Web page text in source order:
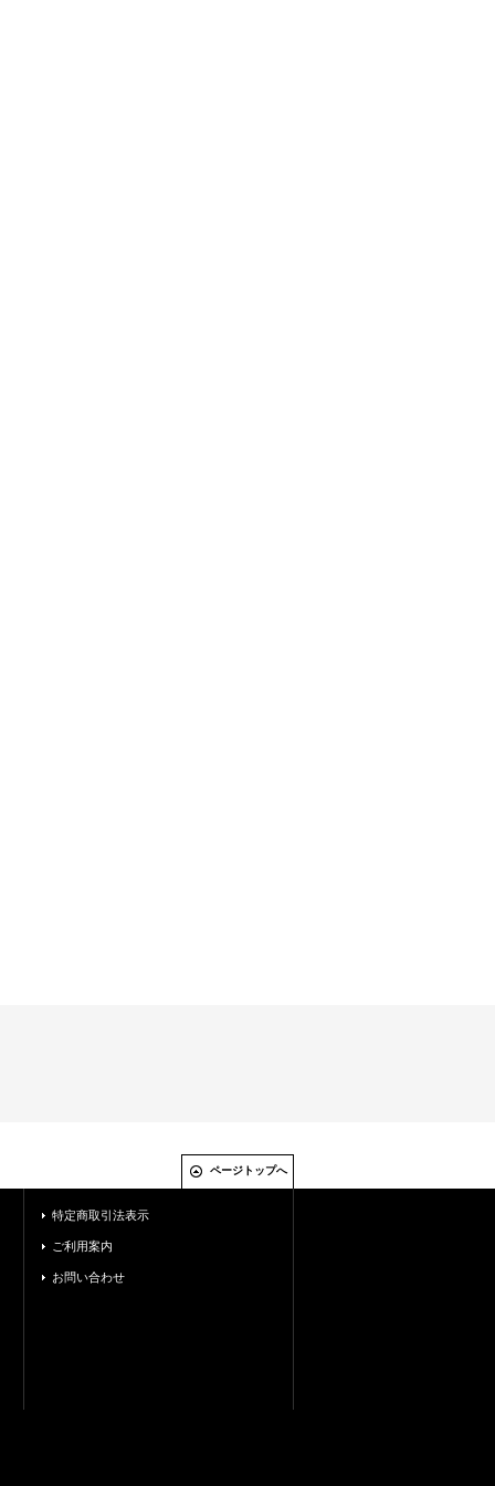
ページトップへ
特定商取引法表示
ご利用案内
お問い合わせ